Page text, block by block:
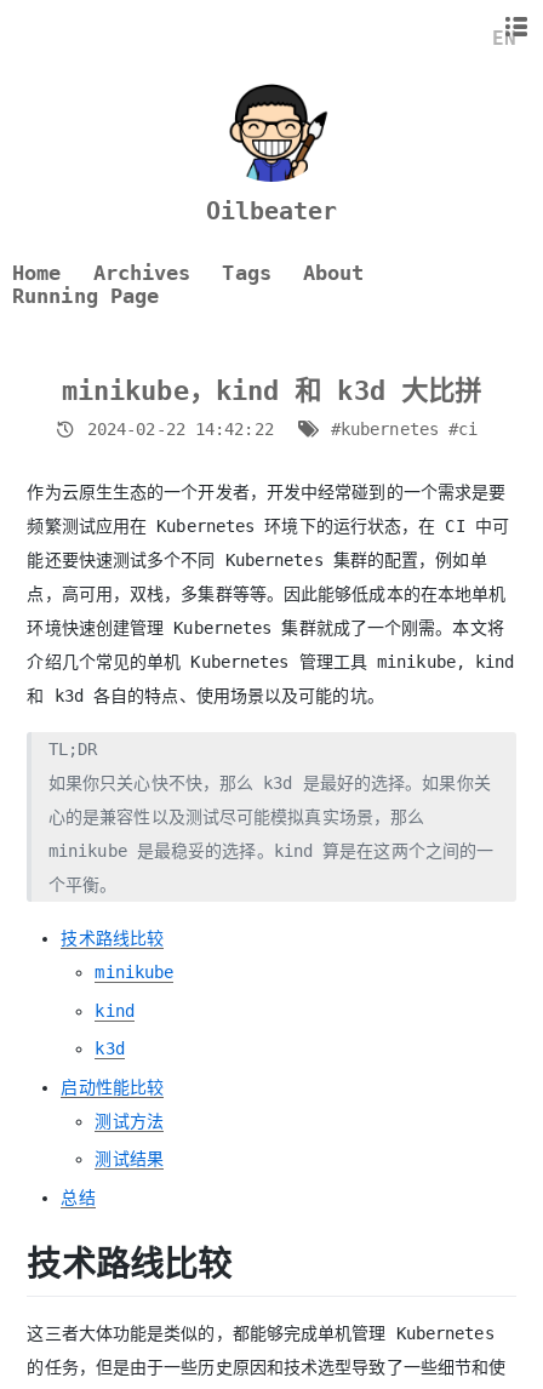
Oilbeater
Home Archives Tags
About
Running Page
minikube，kind 和 k3d 大比拼
2024-02-22 14:42:22 #kubernetes #ci
作为云原生生态的一个开发者，开发中经常碰到的一个需求是要
频繁测试应用在 Kubernetes 环境下的运行状态，在 CI 中可
能还要快速测试多个不同 Kubernetes 集群的配置，例如单
点，高可用，双栈，多集群等等。因此能够低成本的在本地单机
环境快速创建管理 Kubernetes 集群就成了一个刚需。本文将
介绍几个常见的单机 Kubernetes 管理工具 minikube, kind
和 k3d 各自的特点、使用场景以及可能的坑。
TL;DR
如果你只关心快不快，那么 k3d 是最好的选择。如果你关
心的是兼容性以及测试尽可能模拟真实场景，那么
minikube 是最稳妥的选择。kind 算是在这两个之间的一
个平衡。
技术路线比较
minikube
kind
k3d
启动性能比较
测试方法
测试结果
总结
技术路线比较
这三者大体功能是类似的，都能够完成单机管理 Kubernetes
的任务，但是由于一些历史原因和技术选型导致了一些细节和使
技术路线比较
EN